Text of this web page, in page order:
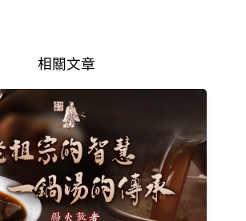
相關文章